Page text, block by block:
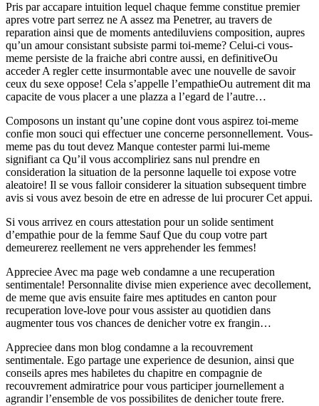
Pris par accapare intuition lequel chaque femme constitue premier
apres votre part serrez ne A assez ma Penetrer, au travers de
reparation ainsi que de moments antediluviens composition, aupres
qu’un amour consistant subsiste parmi toi-meme? Celui-ci vous-
meme persiste de la fraiche abri contre aussi, en definitiveOu
acceder A regler cette insurmontable avec une nouvelle de savoir
ceux du sexe oppose! Cela s’appelle l’empathieOu autrement dit ma
capacite de vous placer a une plazza a l’egard de l’autre…
Composons un instant qu’une copine dont vous aspirez toi-meme
confie mon souci qui effectuer une concerne personnellement. Vous-
meme pas du tout devez Manque contester parmi lui-meme
signifiant ca Qu’il vous accompliriez sans nul prendre en
consideration la situation de la personne laquelle toi expose votre
aleatoire! Il se vous falloir considerer la situation subsequent timbre
avis si vous avez besoin de etre en adresse de lui procurer Cet appui.
Si vous arrivez en cours attestation pour un solide sentiment
d’empathie pour de la femme Sauf Que du coup votre part
demeurerez reellement ne vers apprehender les femmes!
Appreciee Avec ma page web condamne a une recuperation
sentimentale! Personnalite divise mien experience avec decollement,
de meme que avis ensuite faire mes aptitudes en canton pour
recuperation love-love pour vous assister au quotidien dans
augmenter tous vos chances de denicher votre ex frangin…
Appreciee dans mon blog condamne a la recouvrement
sentimentale. Ego partage une experience de desunion, ainsi que
conseils apres mes habiletes du chapitre en compagnie de
recouvrement admiratrice pour vous participer journellement a
agrandir l’ensemble de vos possibilites de denicher toute frere.